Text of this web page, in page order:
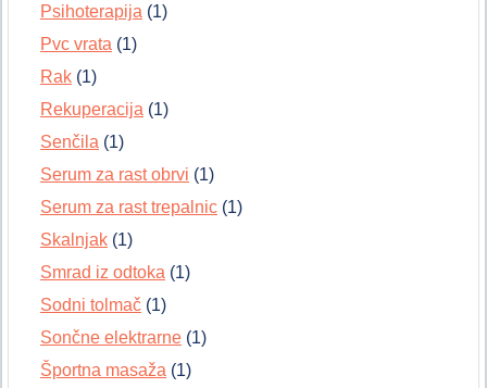
Psihoterapija (1)
Pvc vrata (1)
Rak (1)
Rekuperacija (1)
Senčila (1)
Serum za rast obrvi (1)
Serum za rast trepalnic (1)
Skalnjak (1)
Smrad iz odtoka (1)
Sodni tolmač (1)
Sončne elektrarne (1)
Športna masaža (1)